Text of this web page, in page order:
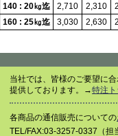
140 : 20㎏迄
2,710 2,310
160 : 25㎏迄
3,030 2,630
当社では、皆様のご要望に
提供しております。→特注
各商品の通信販売についての
TEL/FAX:03-3257-0337（担